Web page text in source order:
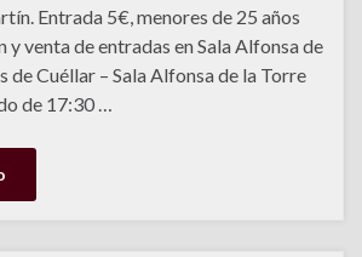
Entrada 5€, menores de 25 años
venta de entradas en Sala Alfonsa de
de Cuéllar – Sala Alfonsa de la Torre
de 17:30 …